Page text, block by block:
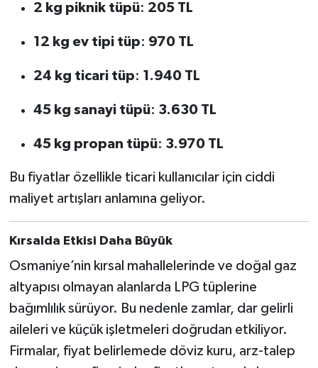
2 kg piknik tüpü: 205 TL
12 kg ev tipi tüp: 970 TL
24 kg ticari tüp: 1.940 TL
45 kg sanayi tüpü: 3.630 TL
45 kg propan tüpü: 3.970 TL
Bu fiyatlar özellikle ticari kullanıcılar için ciddi
maliyet artışları anlamına geliyor.
Kırsalda Etkisi Daha Büyük
Osmaniye’nin kırsal mahallelerinde ve doğal gaz
altyapısı olmayan alanlarda LPG tüplerine
bağımlılık sürüyor. Bu nedenle zamlar, dar gelirli
aileleri ve küçük işletmeleri doğrudan etkiliyor.
Firmalar, fiyat belirlemede döviz kuru, arz-talep